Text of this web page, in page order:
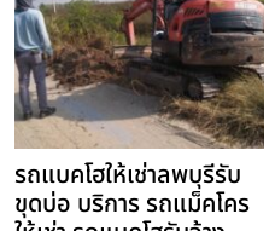
รถแบคโฮให้เช่าลพบุรีรับ
ขุดบ่อ บริการ รถแม็คโคร